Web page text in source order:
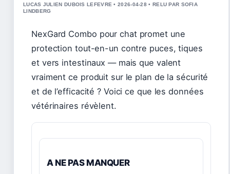
LUCAS JULIEN DUBOIS LEFEVRE • 2026-04-28 • RELU PAR SOFIA
LINDBERG
NexGard Combo pour chat promet une
protection tout-en-un contre puces, tiques
et vers intestinaux — mais que valent
vraiment ce produit sur le plan de la sécurité
et de l’efficacité ? Voici ce que les données
vétérinaires révèlent.
A NE PAS MANQUER